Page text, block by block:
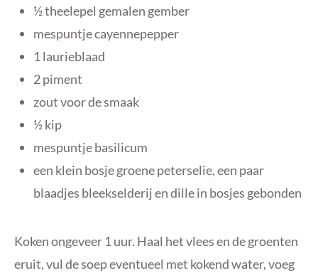
½ theelepel gemalen gember
mespuntje cayennepepper
1 laurieblaad
2 piment
zout voor de smaak
½ kip
mespuntje basilicum
een klein bosje groene peterselie, een paar
blaadjes bleekselderij en dille in bosjes gebonden
Koken ongeveer 1 uur. Haal het vlees en de groenten
eruit, vul de soep eventueel met kokend water, voeg